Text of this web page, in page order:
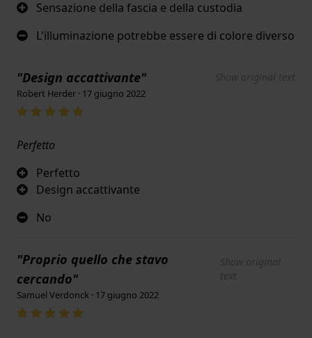
Sensazione della fascia e della custodia
L'illuminazione potrebbe essere di colore diverso
"Design accattivante" Show original text
Robert Herder · 17 giugno 2022
Perfetto
Perfetto
Design accattivante
No
"Proprio quello che stavo
cercando"
Show original
text
Samuel Verdonck · 17 giugno 2022